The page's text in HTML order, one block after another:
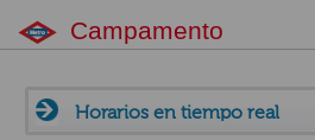
Campamento
Horarios en tiempo real